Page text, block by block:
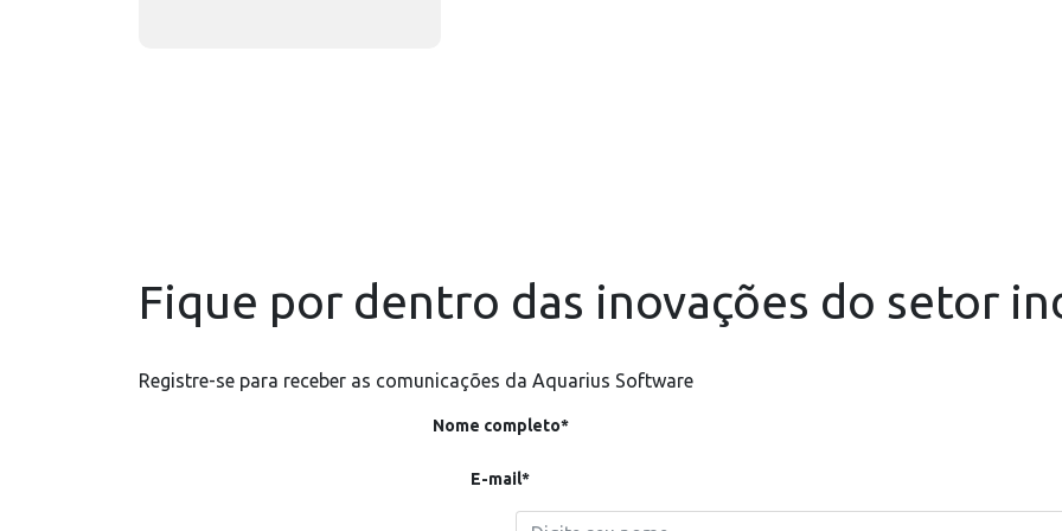
Fique por dentro das inovações do setor
Registre-se para receber as comunicações da Aquarius Software
Nome completo*
E-mail*